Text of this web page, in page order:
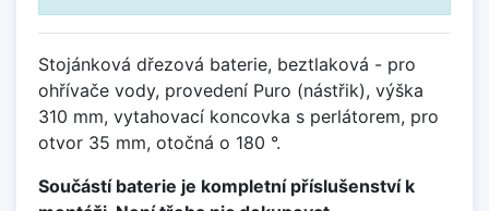
Stojánková dřezová baterie, beztlaková - pro
ohřívače vody, provedení Puro (nástřik), výška
310 mm, vytahovací koncovka s perlátorem, pro
otvor 35 mm, otočná o 180 °.
Součástí baterie je kompletní příslušenství k